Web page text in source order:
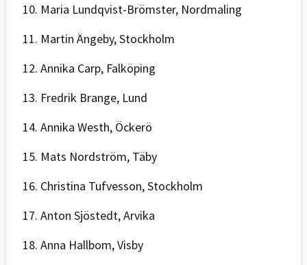
10. Maria Lundqvist-Brömster, Nordmaling
11. Martin Ängeby, Stockholm
12. Annika Carp, Falköping
13. Fredrik Brange, Lund
14. Annika Westh, Öckerö
15. Mats Nordström, Täby
16. Christina Tufvesson, Stockholm
17. Anton Sjöstedt, Arvika
18. Anna Hallbom, Visby